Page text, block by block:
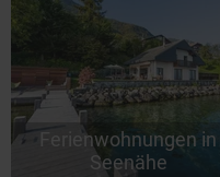
alle Länder…
Ferienwohnungen in
Seenähe